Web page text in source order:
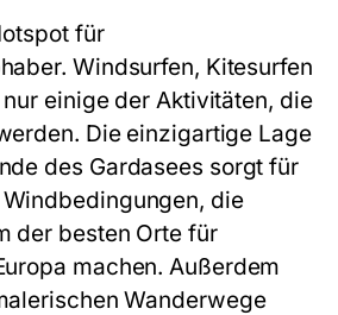
für
Windsurfen, Kitesurfen
einige der Aktivitäten, die
Die einzigartige Lage
des Gardasees sorgt für
die
der besten Orte für
machen. Außerdem
Wanderwege